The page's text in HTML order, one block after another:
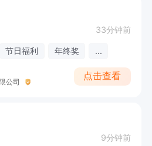
33分钟前
节日福利 年终奖 ...
公司
点击查看
9分钟前